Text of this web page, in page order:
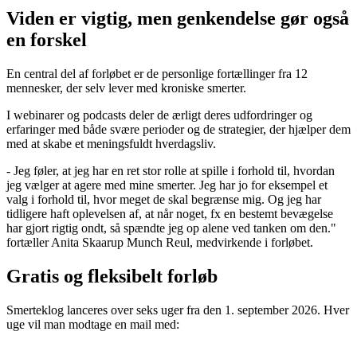
Viden er vigtig, men genkendelse gør også
en forskel
En central del af forløbet er de personlige fortællinger fra 12
mennesker, der selv lever med kroniske smerter.
I webinarer og podcasts deler de ærligt deres udfordringer og
erfaringer med både svære perioder og de strategier, der hjælper dem
med at skabe et meningsfuldt hverdagsliv.
- Jeg føler, at jeg har en ret stor rolle at spille i forhold til, hvordan
jeg vælger at agere med mine smerter. Jeg har jo for eksempel et
valg i forhold til, hvor meget de skal begrænse mig. Og jeg har
tidligere haft oplevelsen af, at når noget, fx en bestemt bevægelse
har gjort rigtig ondt, så spændte jeg op alene ved tanken om den."
fortæller Anita Skaarup Munch Reul, medvirkende i forløbet.
Gratis og fleksibelt forløb
Smerteklog lanceres over seks uger fra den 1. september 2026. Hver
uge vil man modtage en mail med: